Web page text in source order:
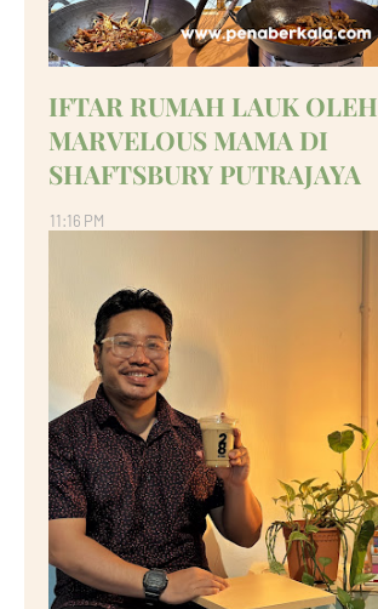
IFTAR RUMAH LAUK OLEH
MARVELOUS MAMA DI
SHAFTSBURY PUTRAJAYA
11:16 PM